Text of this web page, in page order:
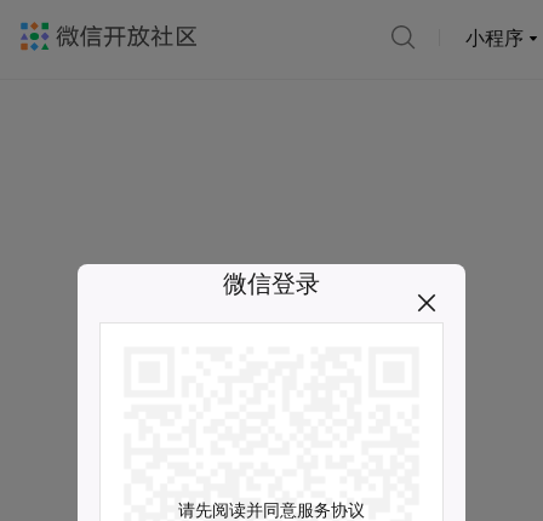
小程序
微信登录
请先阅读并同意服务协议